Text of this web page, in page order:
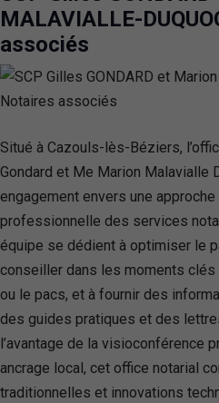
MALAVIALLE-
associés
Situé à Cazouls-lès-Béziers,
Gondard et Me Marion Malavialle
engagement envers une
professionnelle des services
équipe se dédient à optimiser le
conseiller dans les moments
ou le pacs, et à fournir des
des guides pratiques et des
l’avantage de la visioconférence
ancrage local, cet office notarial
traditionnelles et innovations